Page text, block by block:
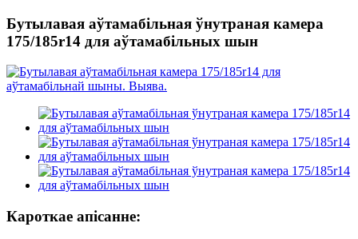
Бутылавая аўтамабільная ўнутраная камера
175/185r14 для аўтамабільных шын
Кароткае апісанне: